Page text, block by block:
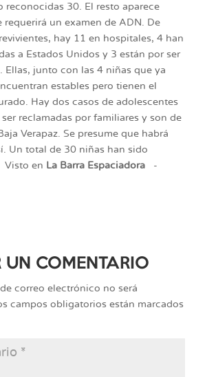
reconocidas 30. El resto aparece
requerirá un examen de ADN. De
hay 11 en hospitales, 4 han
a Estados Unidos y 3 están por ser
Ellas, junto con las 4 niñas que ya
estables pero tienen el
Hay dos casos de adolescentes
reclamadas por familiares y son de
Verapaz. Se presume que habrá
Un total de 30 niñas han sido
Visto en La Barra Espaciadora-
UN COMENTARIO
correo electrónico no será
campos obligatorios están marcados